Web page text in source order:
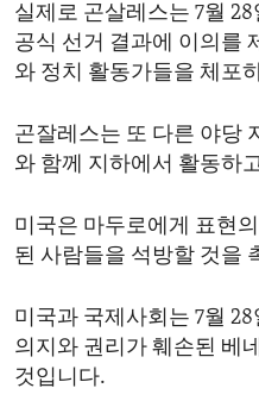
실제로 곤살레스는 7월
공식 선거 결과에 이의를
와 정치 활동가들을 체포
곤잘레스는 또 다른 야당
와 함께 지하에서 활동하
미국은 마두로에게 표현
된 사람들을 석방할 것을
미국과 국제사회는 7월
의지와 권리가 훼손된 베
것입니다.